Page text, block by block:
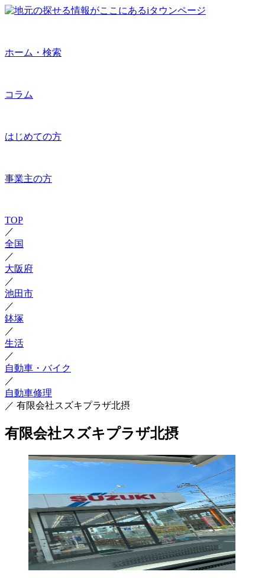
ホーム・検索
コラム
はじめての方
事業主の方
TOP
／
全国
／
大阪府
／
池田市
／
鉢塚
／
生活
／
自動車・バイク
／
自動車修理
／ 有限会社スズキプラザ北摂
有限会社スズキプラザ北摂